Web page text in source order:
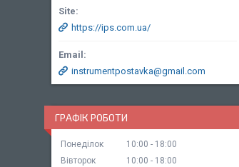
https://ips.com.ua/
instrumentpostavka@gmail.com
ГРАФІК РОБОТИ
Понеділок 10:00
18:00
Вівторок
10:00
18:00